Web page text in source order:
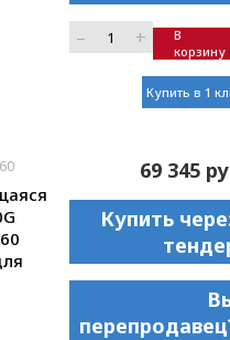
– +
В
корзину
Купить в 1
69 345
Купить